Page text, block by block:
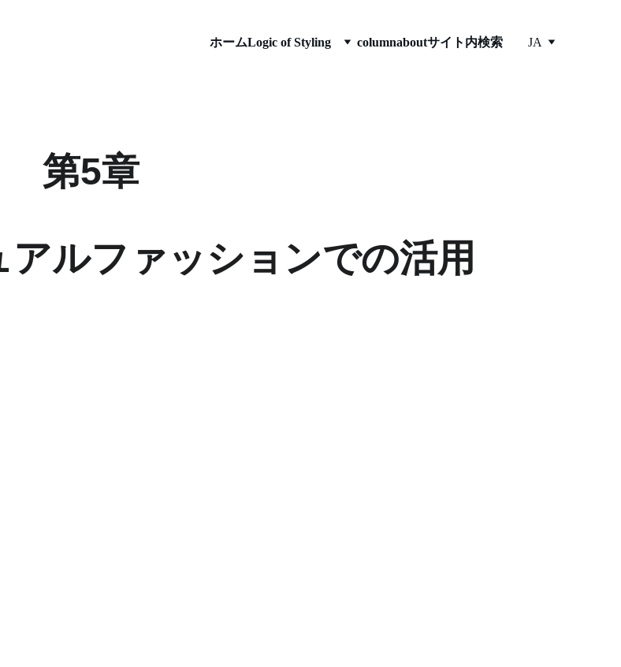
ホームLogic of Styling columnaboutサイト内検索 JA
第5章
ルファッションでの活用